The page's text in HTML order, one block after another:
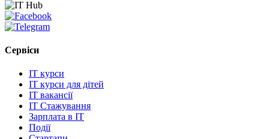
Сервіси
IT курси
IT курси для дітей
IT вакансії
IT Стажування
Зарплата в IT
Події